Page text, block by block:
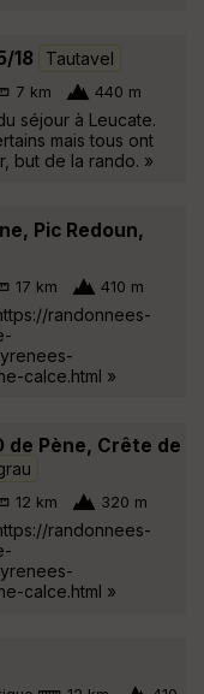
18 Tautavel
7 km 440 m
séjour à Leucate.
mais tous ont
but de la rando. »
Pic Redoun,
17 km 410 m
randonnees-
calce.html »
de Pène, Crête de
12 km 320 m
randonnees-
calce.html »